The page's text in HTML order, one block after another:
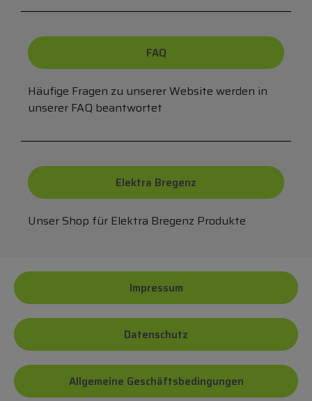
FAQ
Häufige Fragen zu unserer Website werden in
unserer FAQ beantwortet
Elektra Bregenz
Unser Shop für Elektra Bregenz Produkte
Impressum
Datenschutz
Allgemeine Geschäftsbedingungen